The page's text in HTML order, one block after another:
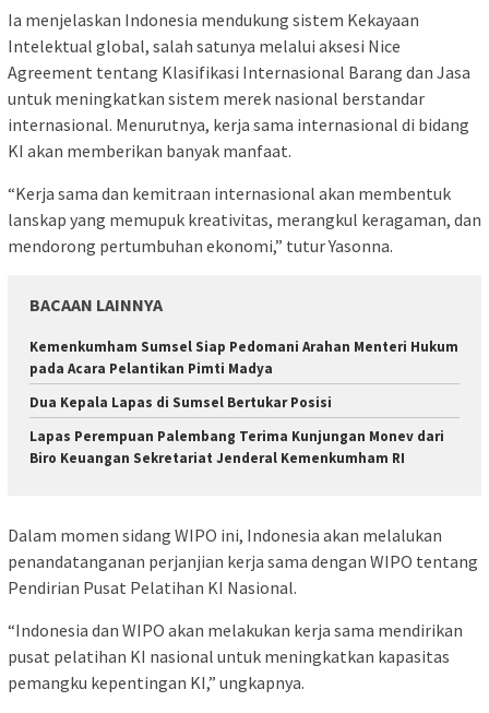
Ia menjelaskan Indonesia mendukung sistem Kekayaan
Intelektual global, salah satunya melalui aksesi Nice
Agreement tentang Klasifikasi Internasional Barang dan Jasa
untuk meningkatkan sistem merek nasional berstandar
internasional. Menurutnya, kerja sama internasional di bidang
KI akan memberikan banyak manfaat.
“Kerja sama dan kemitraan internasional akan membentuk
lanskap yang memupuk kreativitas, merangkul keragaman, dan
mendorong pertumbuhan ekonomi,” tutur Yasonna.
BACAAN LAINNYA
Kemenkumham Sumsel Siap Pedomani Arahan Menteri Hukum
pada Acara Pelantikan Pimti Madya
Dua Kepala Lapas di Sumsel Bertukar Posisi
Lapas Perempuan Palembang Terima Kunjungan Monev dari
Biro Keuangan Sekretariat Jenderal Kemenkumham RI
Dalam momen sidang WIPO ini, Indonesia akan melalukan
penandatanganan perjanjian kerja sama dengan WIPO tentang
Pendirian Pusat Pelatihan KI Nasional.
“Indonesia dan WIPO akan melakukan kerja sama mendirikan
pusat pelatihan KI nasional untuk meningkatkan kapasitas
pemangku kepentingan KI,” ungkapnya.